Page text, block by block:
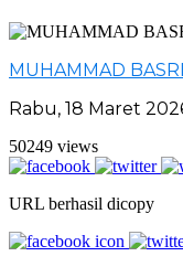
MUHAMMAD BASRI
Rabu, 18 Maret
50249 views
URL berhasil dicopy